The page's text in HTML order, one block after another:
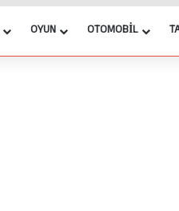
OYUN OTOMOBIL